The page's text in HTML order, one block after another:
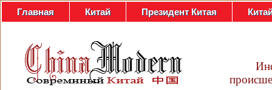
Главная Китай Президент Китая